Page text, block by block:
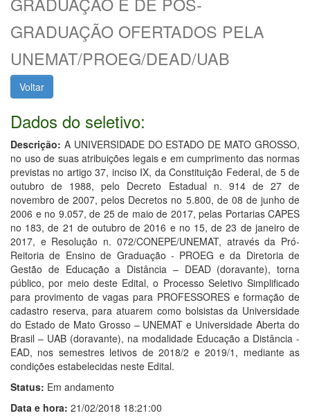
GRADUAÇÃO OFERTADOS PELA
UNEMAT/PROEG/DEAD/UAB
Voltar
Dados do seletivo:
Descrição: A UNIVERSIDADE DO ESTADO DE MATO GROSSO,
no uso de suas atribuições legais e em cumprimento das normas
previstas no artigo 37, inciso IX, da Constituição Federal, de 5 de
outubro de 1988, pelo Decreto Estadual n. 914 de 27 de
novembro de 2007, pelos Decretos no 5.800, de 08 de junho de
2006 e no 9.057, de 25 de maio de 2017, pelas Portarias CAPES
no 183, de 21 de outubro de 2016 e no 15, de 23 de janeiro de
2017, e Resolução n. 072/CONEPE/UNEMAT, através da Pró-
Reitoria de Ensino de Graduação - PROEG e da Diretoria de
Gestão de Educação a Distância – DEAD (doravante), torna
público, por meio deste Edital, o Processo Seletivo Simplificado
para provimento de vagas para PROFESSORES e formação de
cadastro reserva, para atuarem como bolsistas da Universidade
do Estado de Mato Grosso – UNEMAT e Universidade Aberta do
Brasil – UAB (doravante), na modalidade Educação a Distância -
EAD, nos semestres letivos de 2018/2 e 2019/1, mediante as
condições estabelecidas neste Edital.
Status: Em andamento
Data e hora: 21/02/2018 18:21:00